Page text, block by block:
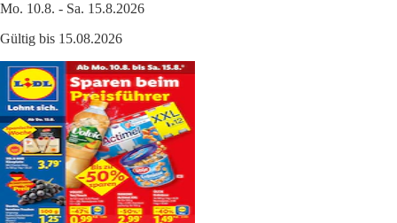
Mo. 10.8. - Sa. 15.8.2026
Gültig bis 15.08.2026